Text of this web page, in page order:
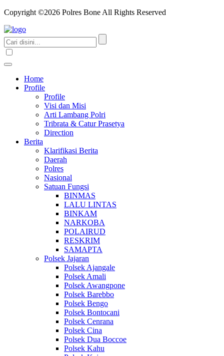
Copyright ©2026 Polres Bone All Rights Reserved
Home
Profile
Profile
Visi dan Misi
Arti Lambang Polri
Tribrata & Catur Prasetya
Direction
Berita
Klarifikasi Berita
Daerah
Polres
Nasional
Satuan Fungsi
BINMAS
LALU LINTAS
BINKAM
NARKOBA
POLAIRUD
RESKRIM
SAMAPTA
Polsek Jajaran
Polsek Ajangale
Polsek Amali
Polsek Awangpone
Polsek Barebbo
Polsek Bengo
Polsek Bontocani
Polsek Cenrana
Polsek Cina
Polsek Dua Boccoe
Polsek Kahu